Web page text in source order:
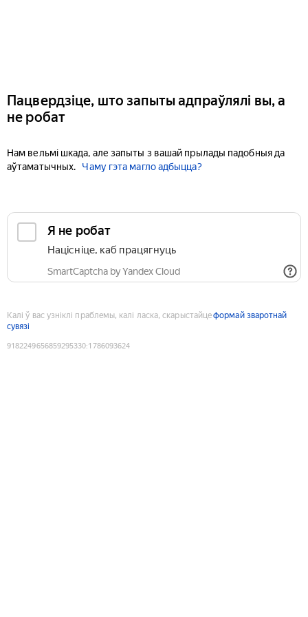
Пацвердзіце, што запыты адпраўлялі вы, а
не робат
Нам вельмі шкада, але запыты з вашай прылады падобныя да
аўтаматычных.
Чаму гэта магло адбыцца?
Я не робат
Націсніце, каб працягнуць
SmartCaptcha by Yandex Cloud
Калі ў вас узніклі праблемы, калі ласка, скарыстайцеформай зваротнай
сувязі
9182249656859295330:1786093624